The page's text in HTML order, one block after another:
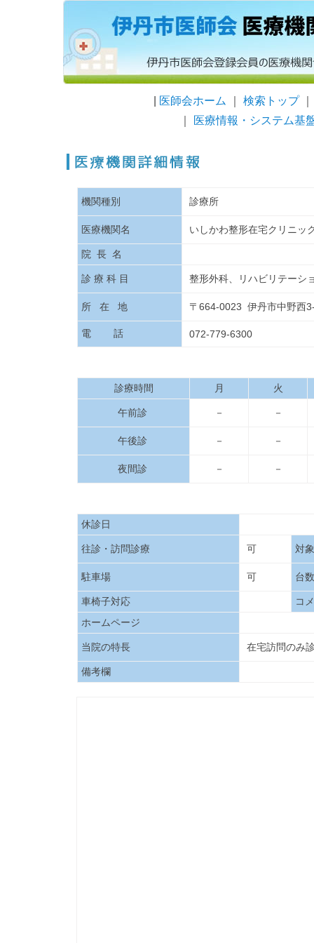
医師会ホーム 検索トップ
医療情報・システム基
機関種別 診療所
医療機関名 いしかわ整形在宅クリニッ
院 長 名
診 療 科 目 整形外科、リハビリテーシ
所 在 地 〒664-0023 伊丹市中野
電 話 072-779-6300
診療時間 月 火
午前診 － －
午後診 － －
夜間診 － －
休診日
往診・訪問診療 可 対
駐車場 可 台数
車椅子対応
コ
ホームページ
当院の特長 在宅訪問のみ
備考欄